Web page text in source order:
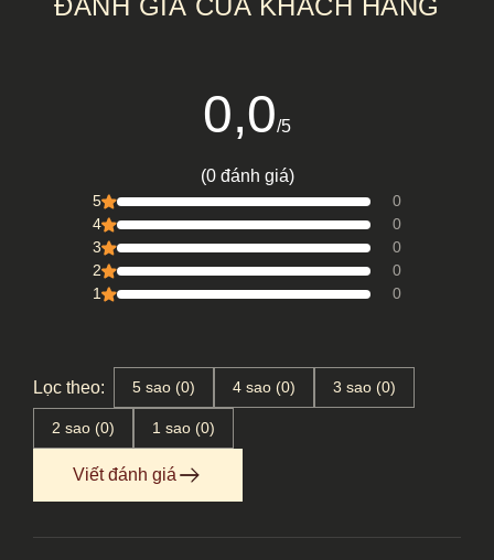
(TRÚC
ĐÁNH GIÁ CỦA KHÁCH HÀNG
0,0/5
(0 đánh giá)
5
0
4
0
3
0
2
0
1
0
Lọc theo: 5 sao (0) 4 sao (0) 3 sao (0)
2 sao (0) 1 sao (0)
Viết đánh giá